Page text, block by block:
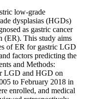
low-grade
dysplasias (HGDs)
as gastric cancer
(ER). This study aims
of ER for gastric LGD
factors predicting the
and Methods:
LGD and HGD on
to February 2018 in
enrolled, and medical